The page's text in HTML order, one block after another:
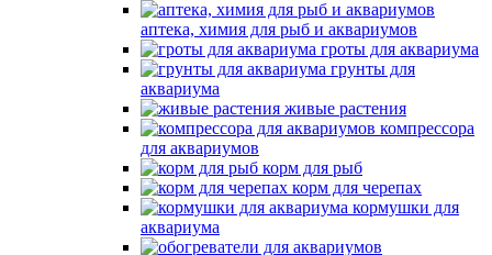
аптека, химия для рыб и аквариумов
гроты для аквариума
грунты для
аквариума
живые растения
компрессора
для аквариумов
корм для рыб
корм для черепах
кормушки для
аквариума